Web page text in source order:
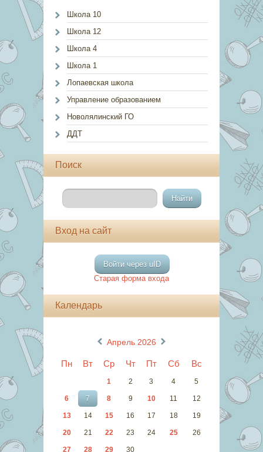
Школа 10
Школа 12
Школа 4
Школа 1
Лопаевская школа
Управление образованием
Новолялинский ГО
ДДТ
Поиск
Вход на сайт
Войти через uID
Старая форма входа
Календарь
Апрель 2026
Пн Вт Ср Чт Пт Сб Вс
1 2 3 4 5
6 7 8 9 10 11 12
13 14 15 16 17 18 19
20 21 22 23 24 25 26
27 28 29 30